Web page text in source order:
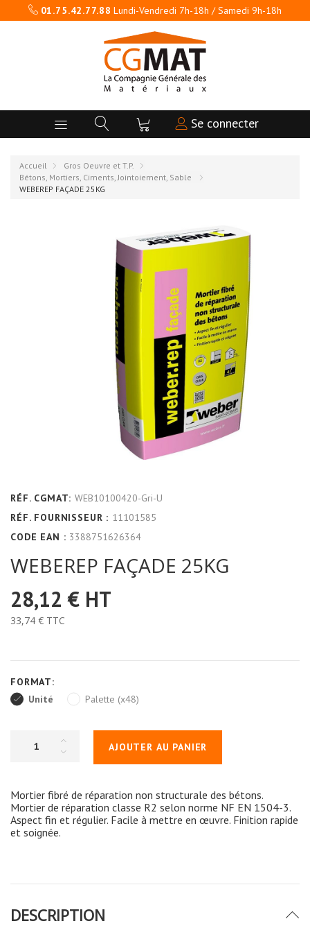
01.75.42.77.88 Lundi-Vendredi 7h-18h / Samedi 9h-18h
Se connecter
Accueil
Gros Oeuvre et T.P.
Bétons, Mortiers, Ciments, Jointoiement, Sable
WEBEREP FAÇADE 25KG
RÉF. CGMAT: WEB10100420-Gri-U
RÉF. FOURNISSEUR : 11101585
CODE EAN : 3388751626364
WEBEREP FAÇADE 25KG
28,12 € HT
33,74 € TTC
FORMAT:
Unité
Palette (x48)
AJOUTER AU PANIER
Mortier fibré de réparation non structurale des bétons.
Mortier de réparation classe R2 selon norme NF EN 1504-3.
Aspect fin et régulier. Facile à mettre en œuvre. Finition rapide
et soignée.
DESCRIPTION